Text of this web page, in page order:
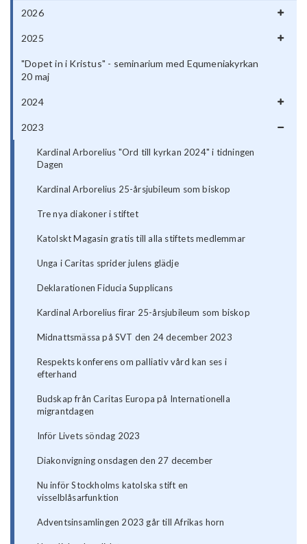
2026
2025
"Dopet in i Kristus" - seminarium med Equmeniakyrkan
20 maj
2024
2023
Kardinal Arborelius "Ord till kyrkan 2024" i tidningen
Dagen
Kardinal Arborelius 25-årsjubileum som biskop
Tre nya diakoner i stiftet
Katolskt Magasin gratis till alla stiftets medlemmar
Unga i Caritas sprider julens glädje
Deklarationen Fiducia Supplicans
Kardinal Arborelius firar 25-årsjubileum som biskop
Midnattsmässa på SVT den 24 december 2023
Respekts konferens om palliativ vård kan ses i
efterhand
Budskap från Caritas Europa på Internationella
migrantdagen
Inför Livets söndag 2023
Diakonvigning onsdagen den 27 december
Nu inför Stockholms katolska stift en
visselblåsarfunktion
Adventsinsamlingen 2023 går till Afrikas horn